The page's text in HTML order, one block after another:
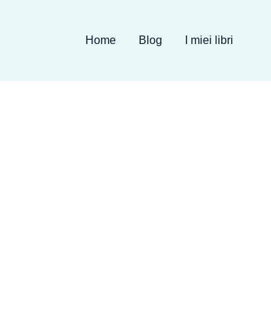
Home Blog I miei libri